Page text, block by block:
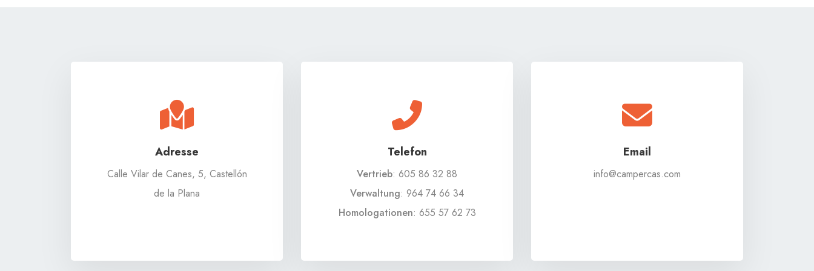
Adresse
Calle Vilar de Canes, 5, Castellón
de la Plana
Telefon
Vertrieb: 605 86 32 88
Verwaltung: 964 74 66 34
Homologationen: 655 57 62 73
Email
info@campercas.com